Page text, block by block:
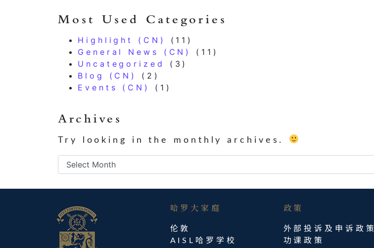
Most Used Categories
Highlight (CN)
(11)
General News (CN)
(11)
Uncategorized
(3)
Blog (CN)
(2)
Events (CN)
(1)
Archives
Try looking in the monthly archives.
Archives
哈罗大家庭​
伦敦
AISL哈罗学校
政策
外部投诉及申诉政策
功课政策